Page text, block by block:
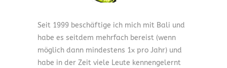
Seit 1999 beschäftige ich mich mit Bali und
habe es seitdem mehrfach bereist (wenn
möglich dann mindestens 1x pro Jahr) und
habe in der Zeit viele Leute kennengelernt